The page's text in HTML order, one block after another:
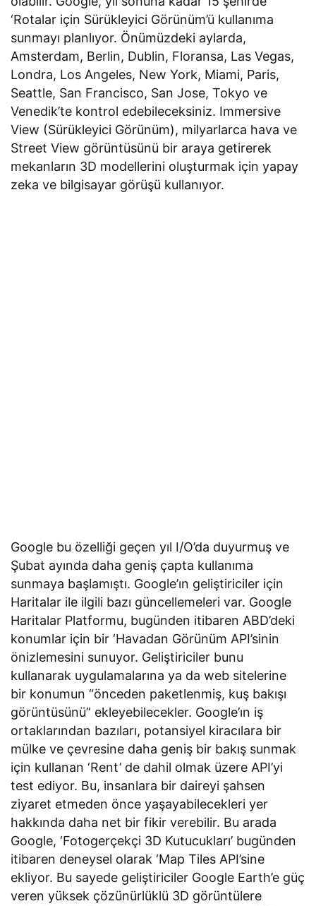
‘Rotalar için Sürükleyici Görünüm’ü kullanıma
sunmayı planlıyor. Önümüzdeki aylarda,
Amsterdam, Berlin, Dublin, Floransa, Las Vegas,
Londra, Los Angeles, New York, Miami, Paris,
Seattle, San Francisco, San Jose, Tokyo ve
Venedik’te kontrol edebileceksiniz. Immersive
View (Sürükleyici Görünüm), milyarlarca hava ve
Street View görüntüsünü bir araya getirerek
mekanların 3D modellerini oluşturmak için yapay
zeka ve bilgisayar görüşü kullanıyor.
Google bu özelliği geçen yıl I/O’da duyurmuş ve
Şubat ayında daha geniş çapta kullanıma
sunmaya başlamıştı. Google’ın geliştiriciler için
Haritalar ile ilgili bazı güncellemeleri var. Google
Haritalar Platformu, bugünden itibaren ABD’deki
konumlar için bir ‘Havadan Görünüm API’sinin
önizlemesini sunuyor. Geliştiriciler bunu
kullanarak uygulamalarına ya da web sitelerine
bir konumun “önceden paketlenmiş, kuş bakışı
görüntüsünü” ekleyebilecekler. Google’ın iş
ortaklarından bazıları, potansiyel kiracılara bir
mülke ve çevresine daha geniş bir bakış sunmak
için kullanan ‘Rent’ de dahil olmak üzere API’yi
test ediyor. Bu, insanlara bir daireyi şahsen
ziyaret etmeden önce yaşayabilecekleri yer
hakkında daha net bir fikir verebilir. Bu arada
Google, ‘Fotogerçekçi 3D Kutucukları’ bugünden
itibaren deneysel olarak ‘Map Tiles API’sine
ekliyor. Bu sayede geliştiriciler Google Earth’e güç
veren yüksek çözünürlüklü 3D görüntülere